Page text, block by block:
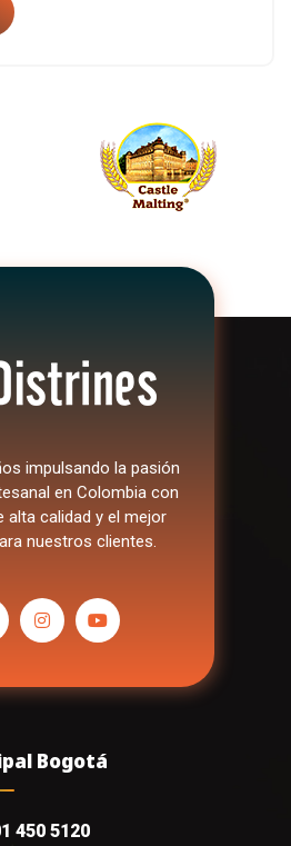
impulsando la pasión
en Colombia con
alta calidad y el mejor
nuestros clientes.
Bogotá
450 5120